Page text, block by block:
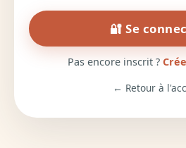
🔐 Se
Pas encore inscrit ?
← Retour à